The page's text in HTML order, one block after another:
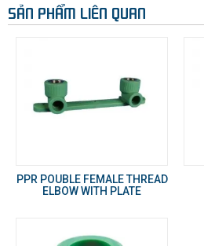
SẢN PHẨM LIÊN QUAN
PPR POUBLE FEMALE THREAD
ELBOW WITH PLATE